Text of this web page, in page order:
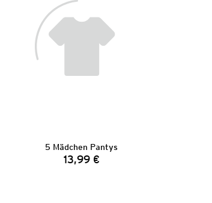
5 Mädchen Pantys
Preis:
13,99 €